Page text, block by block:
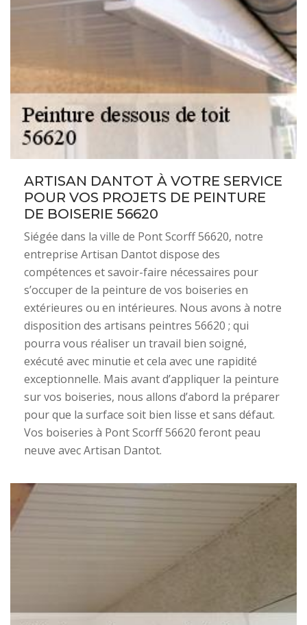
ARTISAN DANTOT À VOTRE SERVICE
POUR VOS PROJETS DE PEINTURE
DE BOISERIE 56620
Siégée dans la ville de Pont Scorff 56620, notre
entreprise Artisan Dantot dispose des
compétences et savoir-faire nécessaires pour
s’occuper de la peinture de vos boiseries en
extérieures ou en intérieures. Nous avons à notre
disposition des artisans peintres 56620 ; qui
pourra vous réaliser un travail bien soigné,
exécuté avec minutie et cela avec une rapidité
exceptionnelle. Mais avant d’appliquer la peinture
sur vos boiseries, nous allons d’abord la préparer
pour que la surface soit bien lisse et sans défaut.
Vos boiseries à Pont Scorff 56620 feront peau
neuve avec Artisan Dantot.